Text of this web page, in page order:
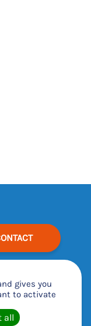
gives you
to activate
all